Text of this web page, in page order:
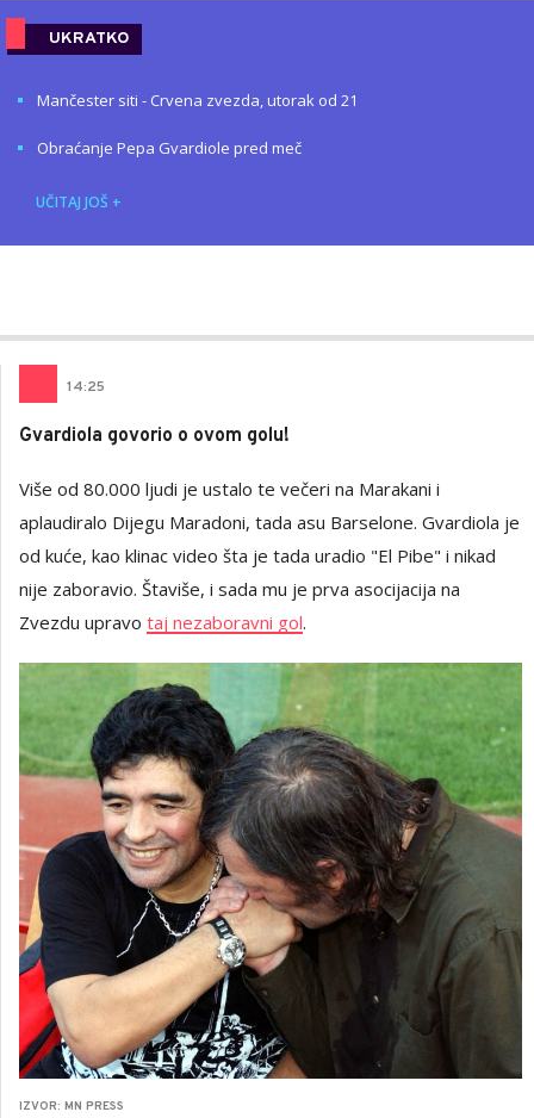
14:25
Gvardiola govorio o ovom golu!
Više od 80.000 ljudi je ustalo te večeri na Marakani i
aplaudiralo Dijegu Maradoni, tada asu Barselone. Gvardiola je
od kuće, kao klinac video šta je tada uradio "El Pibe" i nikad
nije zaboravio. Štaviše, i sada mu je prva asocijacija na
Zvezdu upravo taj nezaboravni gol.
IZVOR: MN PRESS
UKRATKO
Mančester siti - Crvena zvezda, utorak od 21
Obraćanje Pepa Gvardiole pred meč
UČITAJ JOŠ +